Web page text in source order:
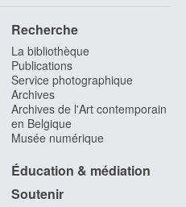
Recherche
La bibliothèque
Publications
Service photographique
Archives
Archives de l'Art contemporain
en Belgique
Musée numérique
Éducation & médiation
Soutenir